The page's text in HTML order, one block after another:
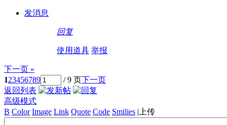
发消息
回复
使用道具 举报
下一页 »
123456789 / 9 页下一页
返回列表
高级模式
B Color Image Link Quote Code Smilies | 上传